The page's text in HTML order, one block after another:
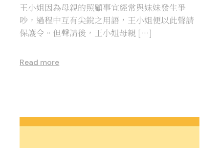
王小姐因為母親的照顧事宜經常與妹妹發生爭
吵，過程中互有尖銳之用語，王小姐便以此聲請
保護令。但聲請後，王小姐母親 […]
Read more